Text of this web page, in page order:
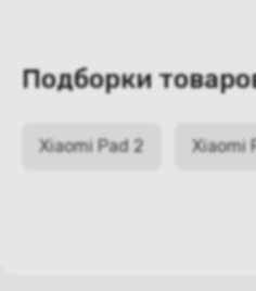
Подборки
Xiaomi Pad 2 Xiaomi